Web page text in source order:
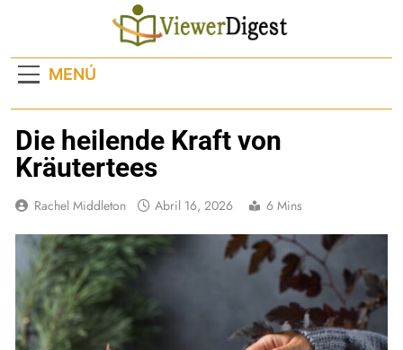
MENÚ
Die heilende Kraft von
Kräutertees
Rachel Middleton Abril 16, 2026 6 Mins